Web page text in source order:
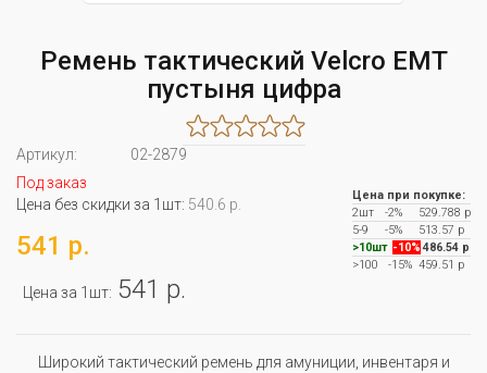
Ремень тактический Velcro EMT
пустыня цифра
Артикул:
02-2879
Под заказ
Цена без скидки за 1шт: 540.6 р.
541 р.
Цена за 1шт: 541 р.
Цена при покупке:
2шт
-2%
529.788 р
5-9
-5%
513.57 р
>10шт -10% 486.54 р
>100
-15% 459.51 р
Широкий тактический ремень для амуниции, инвентаря и